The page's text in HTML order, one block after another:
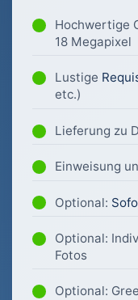
Hochwertige
18 Megapixel
Lustige
etc.)
Lieferung zu
Einweisung
Optional:
Optional:
Fotos
Optional: